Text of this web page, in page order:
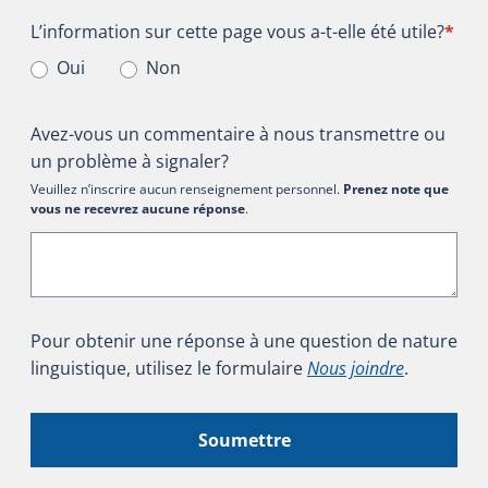
L’information sur cette page vous a-t-elle été utile?
L’information sur cette page vous a-t-elle été utile?*
Oui
Non
Avez-vous un commentaire à nous transmettre ou
un problème à signaler?
Veuillez n’inscrire aucun renseignement personnel. Prenez note que
vous ne recevrez aucune réponse.
Pour obtenir une réponse à une question de nature
linguistique, utilisez le formulaireNous joindre.
Soumettre